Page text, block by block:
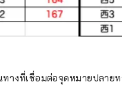
างที่เชื่อมต่อจุดหมายปลายท